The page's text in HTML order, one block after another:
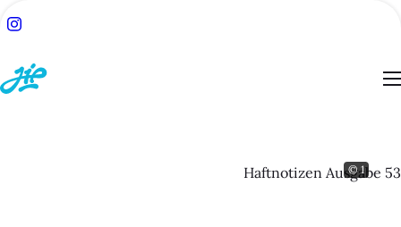
Haftnotizen Ausgabe 53
© 1